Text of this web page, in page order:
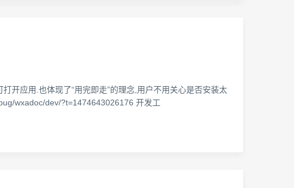
开应用.也体现了“用完即走”的理念,用户不用关心是否安装太
wxadoc/dev/?t=1474643026176 开发工